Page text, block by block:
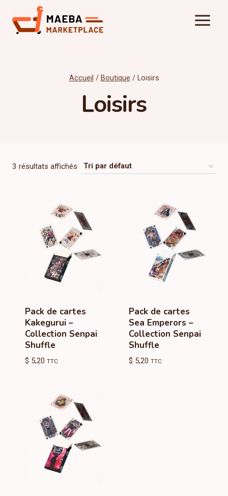
contenu
Accueil / Boutique / Loisirs
Loisirs
3 résultats affichés
Pack de cartes
Kakegurui –
Collection Senpai
Shuffle
$ 5,20 TTC
Pack de cartes
Sea Emperors –
Collection Senpai
Shuffle
$ 5,20 TTC